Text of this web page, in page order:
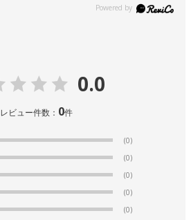
0.0
レビュー件数： 0件
(0)
(0)
(0)
(0)
(0)